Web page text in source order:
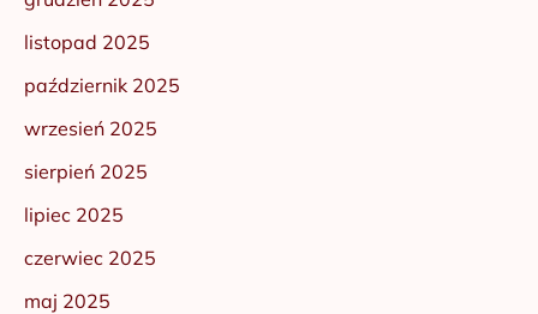
listopad 2025
październik 2025
wrzesień 2025
sierpień 2025
lipiec 2025
czerwiec 2025
maj 2025